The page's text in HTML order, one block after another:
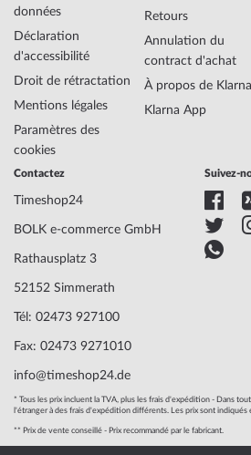
mouvement
515H, Ronda,
Fonctions Date, Minute,
logement
Acier
Largeur du logement
Épaisseur du
logement
Couleur du logement
Doré, Argenté
Verre
Bezel
Couleur du cadran
Illumination
index lum., Aiguilles
données
Déclaration
d'accessibilité
Droit de rétractation
Mentions légales
Paramètres des
cookies
Retours
Annulation du
contract d'achat
À propos de Klarna
Klarna App
Contactez
Timeshop24
BOLK e-commerce GmbH
Rathausplatz 3
52152 Simmerath
Tél: 02473 927100
Fax: 02473 9271010
info@timeshop24.de
Suivez-
* Tous les prix incluent la TVA, plus les frais d'expédition - Dans
l'étranger à des frais d'expédition différents. Les prix sont indiqués
** Prix de vente conseillé - Prix recommandé par le fabricant.